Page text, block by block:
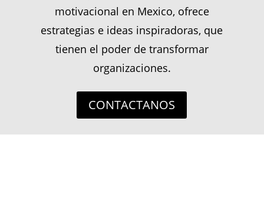
motivacional en Mexico, ofrece
estrategias e ideas inspiradoras, que
tienen el poder de transformar
organizaciones.
CONTACTANOS